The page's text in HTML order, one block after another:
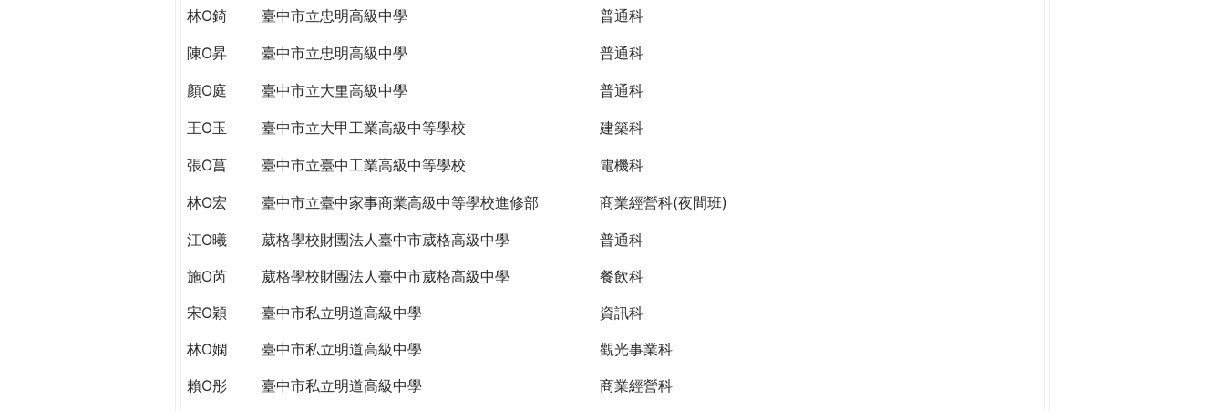
林O錡 臺中市立忠明高級中學 普通科
陳O昇 臺中市立忠明高級中學 普通科
顏O庭 臺中市立大里高級中學 普通科
王O玉 臺中市立大甲工業高級中等學校 建築科
張O菖 臺中市立臺中工業高級中等學校 電機科
林O宏 臺中市立臺中家事商業高級中等學校進修部 商業經營科(夜間班)
江O曦 葳格學校財團法人臺中市葳格高級中學
普通科
施O芮
葳格學校財團法人臺中市葳格高級中學
餐飲科
宋O穎
臺中市私立明道高級中學
資訊科
林O嫻
臺中市私立明道高級中學
觀光事業科
賴O彤
臺中市私立明道高級中學
商業經營科